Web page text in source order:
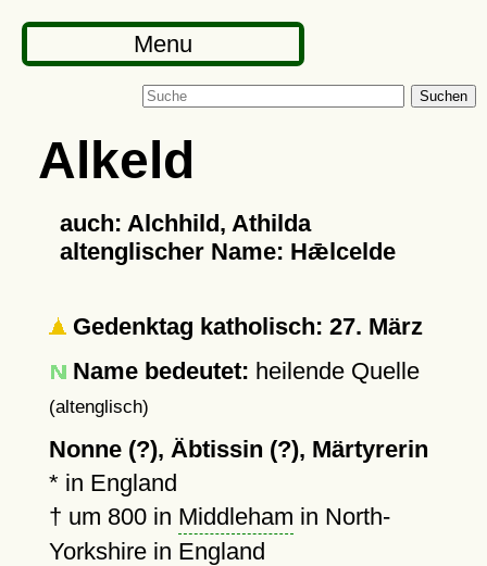
Menu
Suchen
Alkeld
auch: Alchhild, Athilda
altenglischer Name: Hǣlcelde
Gedenktag katholisch: 27. März
Name bedeutet: heilende Quelle
(altenglisch)
Nonne (?), Äbtissin (?), Märtyrerin
* in England
† um 800in Middleham in North-
Yorkshire in England